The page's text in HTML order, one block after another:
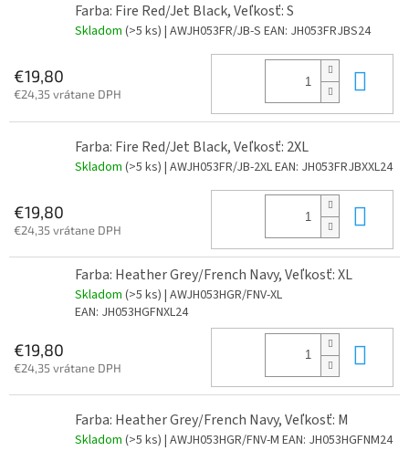
Farba: Fire Red/Jet Black, Veľkosť: S
Skladom (>5 ks) | AWJH053FR/JB-S EAN: JH053FRJBS24
€19,80
€24,35 vrátane DPH
Farba: Fire Red/Jet Black, Veľkosť: 2XL
Skladom (>5 ks) | AWJH053FR/JB-2XLEAN: JH053FRJBXXL24
€19,80
€24,35 vrátane DPH
Farba: Heather Grey/French Navy, Veľkosť: XL
Skladom (>5 ks) | AWJH053HGR/FNV-XL
EAN: JH053HGFNXL24
€19,80
€24,35 vrátane DPH
Farba: Heather Grey/French Navy, Veľkosť: M
Skladom (>5 ks) | AWJH053HGR/FNV-M EAN: JH053HGFNM24